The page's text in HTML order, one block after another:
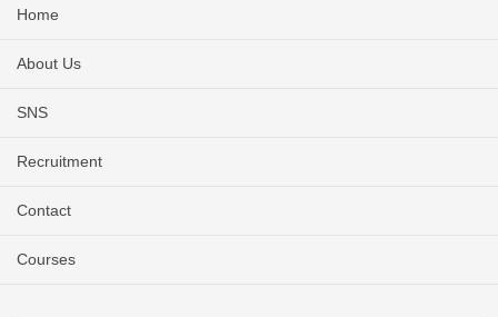
Home
About Us
SNS
Recruitment
Contact
Courses